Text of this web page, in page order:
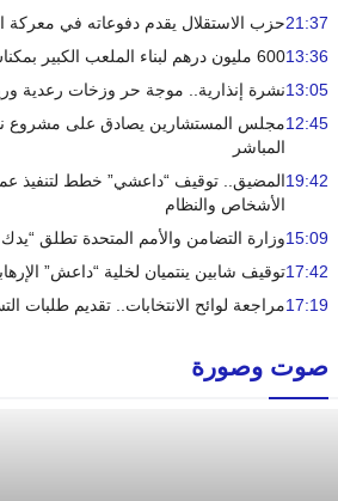
21:37حزب الاستقلال يقدم دفوعاته في معركة
13:36600 مليون درهم لبناء الملعب الكبير بمكناس
13:05نشرة إنذارية.. موجة حر وزخات رعدية
12:45مجلس المستشارين يصادق على مشروع
المباشر
19:42المضيق.. توقيف “داعشي” خطط لتنفيذ
الأشخاص والنظام
15:09وزارة التضامن والأمم المتحدة تطلق “يدك
17:42توقيف شابين ينتميان لخلية “داعش”
17:19مراجعة لوائح الانتخابات.. تقديم طلبات
صوت وصورة